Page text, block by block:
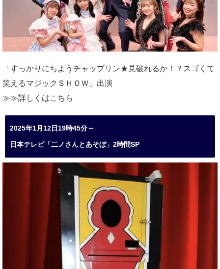
「すっかりにちようチャップリン★見破れるか！？スゴくて
笑えるマジックＳＨＯＷ」出演
≫≫詳しくはこちら
2025年1月12日19時45分～
日本テレビ「二ノさんとあそぼ」2時間SP